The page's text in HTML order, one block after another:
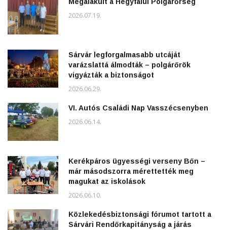
2026.07.19.
Sárvár legforgalmasabb utcáját
varázslattá álmodták – polgárőrök
vigyázták a biztonságot
2026.06.29.
VI. Autós Családi Nap Vasszécsenyben
2026.06.14.
Kerékpáros ügyességi verseny Bőn –
már másodszorra mérettették meg
magukat az iskolások
2026.06.10.
Közlekedésbiztonsági fórumot tartott a
Sárvári Rendőrkapitányság a járás